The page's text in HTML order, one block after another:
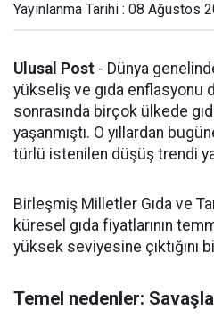
Yayınlanma Tarihi : 08 Ağustos
Ulusal Post - Dünya
yükseliş ve gıda enflasyonu
sonrasında birçok ülkede
yaşanmıştı. O yıllardan
türlü istenilen düşüş trendi
Birleşmiş Milletler Gıda ve
küresel gıda fiyatlarının
yüksek seviyesine çıktığını
Temel nedenler: